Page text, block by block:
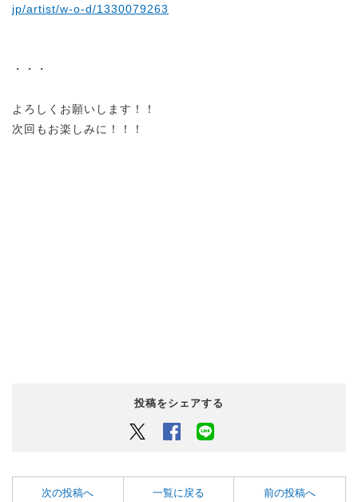
jp/artist/w-o-d/1330079263
・・・
よろしくお願いします！！
次回もお楽しみに！！！
投稿をシェアする
Twitter Facebook
次の投稿へ 一覧に戻る 前の投稿へ